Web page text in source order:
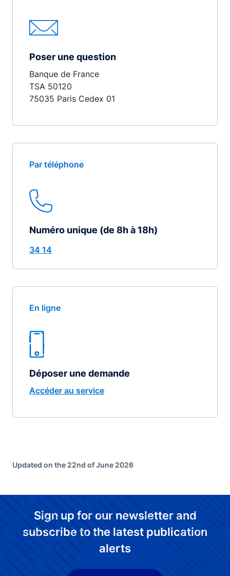
Poser une question
Banque de France
TSA 50120
75035 Paris Cedex 01
Par téléphone
Numéro unique (de 8h à 18h)
34 14
En ligne
Déposer une demande
Accéder au service
Updated on the 22nd of June 2026
Sign up for our newsletter and
subscribe to the latest publication
alerts